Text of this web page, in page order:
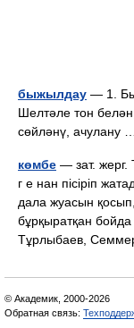
быжылдау — 1.
Шелтәле тон
сөйләнү, ачулану
көмбе — зат. жерг.
г е нан пісіріп
дала жуасын
бұрқыратқан
Тұрлыбаев,
© Академик, 2000-2026
Обратная связь: